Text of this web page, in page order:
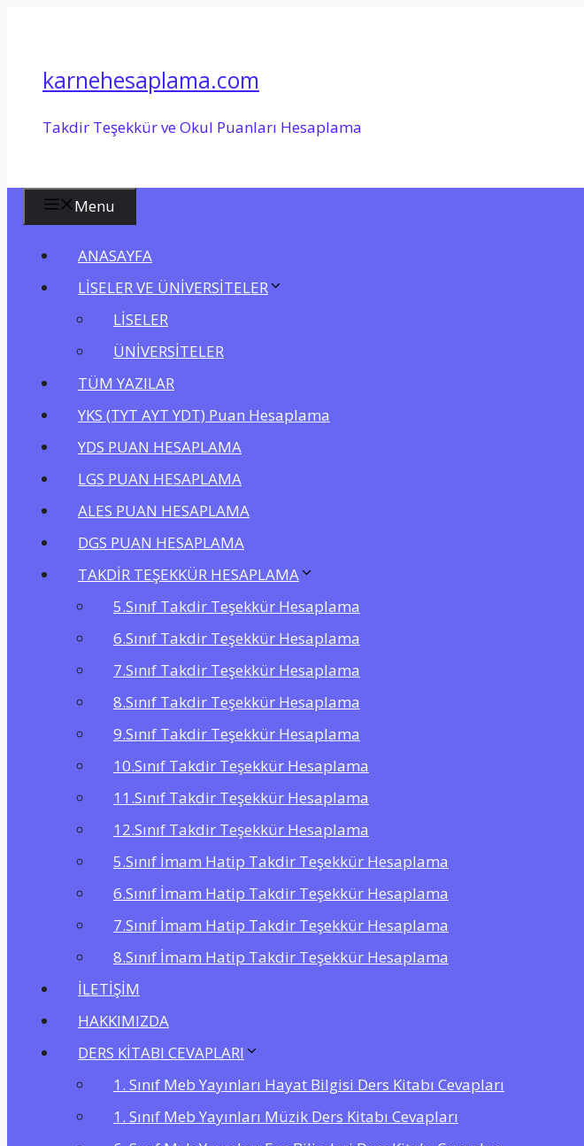
karnehesaplama.com
Takdir Teşekkür ve Okul Puanları Hesaplama
Menu
ANASAYFA
LİSELER VE ÜNİVERSİTELER
LİSELER
ÜNİVERSİTELER
TÜM YAZILAR
YKS (TYT AYT YDT) Puan Hesaplama
YDS PUAN HESAPLAMA
LGS PUAN HESAPLAMA
ALES PUAN HESAPLAMA
DGS PUAN HESAPLAMA
TAKDİR TEŞEKKÜR HESAPLAMA
5.Sınıf Takdir Teşekkür Hesaplama
6.Sınıf Takdir Teşekkür Hesaplama
7.Sınıf Takdir Teşekkür Hesaplama
8.Sınıf Takdir Teşekkür Hesaplama
9.Sınıf Takdir Teşekkür Hesaplama
10.Sınıf Takdir Teşekkür Hesaplama
11.Sınıf Takdir Teşekkür Hesaplama
12.Sınıf Takdir Teşekkür Hesaplama
5.Sınıf İmam Hatip Takdir Teşekkür Hesaplama
6.Sınıf İmam Hatip Takdir Teşekkür Hesaplama
7.Sınıf İmam Hatip Takdir Teşekkür Hesaplama
8.Sınıf İmam Hatip Takdir Teşekkür Hesaplama
İLETİŞİM
HAKKIMIZDA
DERS KİTABI CEVAPLARI
1. Sınıf Meb Yayınları Hayat Bilgisi Ders Kitabı Cevapları
1. Sınıf Meb Yayınları Müzik Ders Kitabı Cevapları